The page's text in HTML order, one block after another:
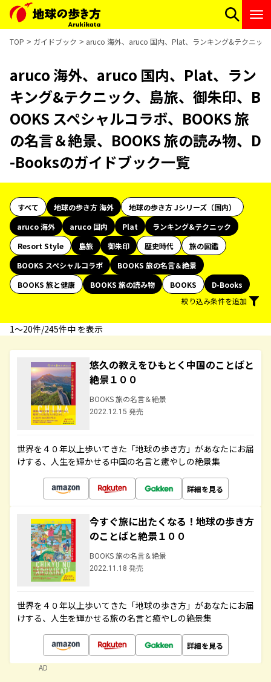
TOP ガイドブック aruco 海外、aruco 国内、Plat、ランキング&テクニッ
aruco 海外、aruco 国内、Plat、ラン
キング&テクニック、島旅、御朱印、B
OOKS スペシャルコラボ、BOOKS 旅
の名言＆絶景、BOOKS 旅の読み物、D
-Booksのガイドブック一覧
すべて 地球の歩き方 海外
地球の歩き方 Jシリーズ（国内）
aruco 海外
aruco 国内 Plat
ランキング&テクニック
Resort Style
島旅 御朱印 歴史時代
旅の図鑑
BOOKS スペシャルコラボ
BOOKS 旅の名言＆絶景
BOOKS 旅と健康
BOOKS 旅の読み物 BOOKS
D-Books
絞り込み条件を追加
1〜20件/245件中 を表示
悠久の教えをひもとく中国のことばと
絶景１００
BOOKS 旅の名言＆絶景
2022.12.15 発売
世界を４０年以上歩いてきた「地球の歩き方」があなたにお届
けする、人生を輝かせる中国の名言と癒やしの絶景集
詳細を見る
今すぐ旅に出たくなる！地球の歩き方
のことばと絶景１００
BOOKS 旅の名言＆絶景
2022.11.18 発売
世界を４０年以上歩いてきた「地球の歩き方」があなたにお届
けする、人生を輝かせる旅の名言と癒やしの絶景集
詳細を見る
AD